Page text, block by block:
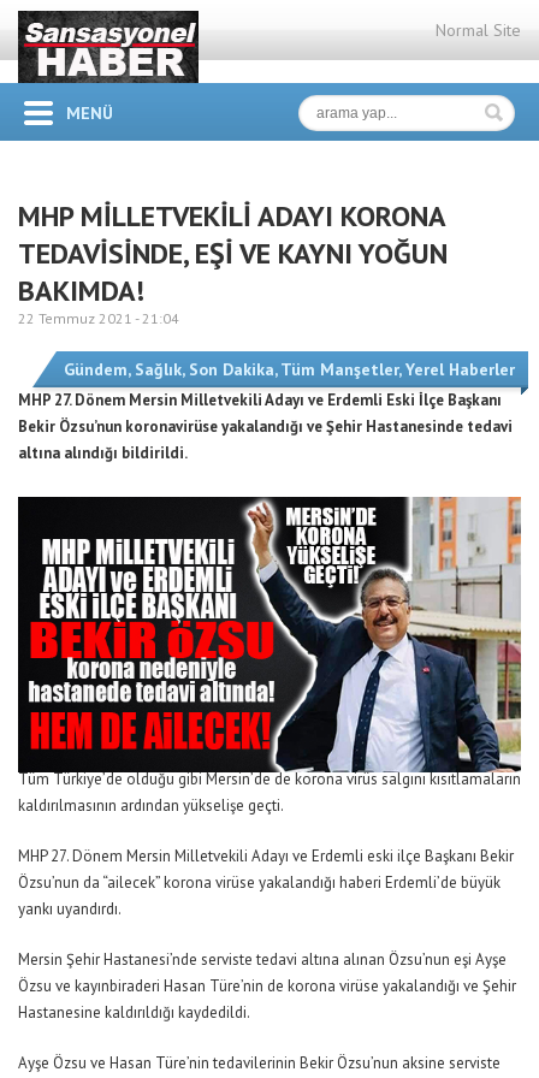
Normal Site
MENÜ
MHP MİLLETVEKİLİ ADAYI KORONA
TEDAVİSİNDE, EŞİ VE KAYNI YOĞUN
BAKIMDA!
22 Temmuz 2021 -21:04
Gündem, Sağlık, Son Dakika,Tüm Manşetler,Yerel Haberler
MHP 27. Dönem Mersin Milletvekili Adayı ve Erdemli Eski İlçe Başkanı
Bekir Özsu’nun koronavirüse yakalandığı ve Şehir Hastanesinde tedavi
altına alındığı bildirildi.
Tüm Türkiye’de olduğu gibi Mersin’de de korona virüs salgını kısıtlamaların
kaldırılmasının ardından yükselişe geçti.
MHP 27. Dönem Mersin Milletvekili Adayı ve Erdemli eski ilçe Başkanı Bekir
Özsu’nun da “ailecek” korona virüse yakalandığı haberi Erdemli’de büyük
yankı uyandırdı.
Mersin Şehir Hastanesi’nde serviste tedavi altına alınan Özsu’nun eşi Ayşe
Özsu ve kayınbiraderi Hasan Türe’nin de korona virüse yakalandığı ve Şehir
Hastanesine kaldırıldığı kaydedildi.
Ayşe Özsu ve Hasan Türe’nin tedavilerinin Bekir Özsu’nun aksine serviste